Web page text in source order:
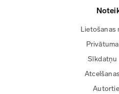
Lietošanas
Sīkdatņu